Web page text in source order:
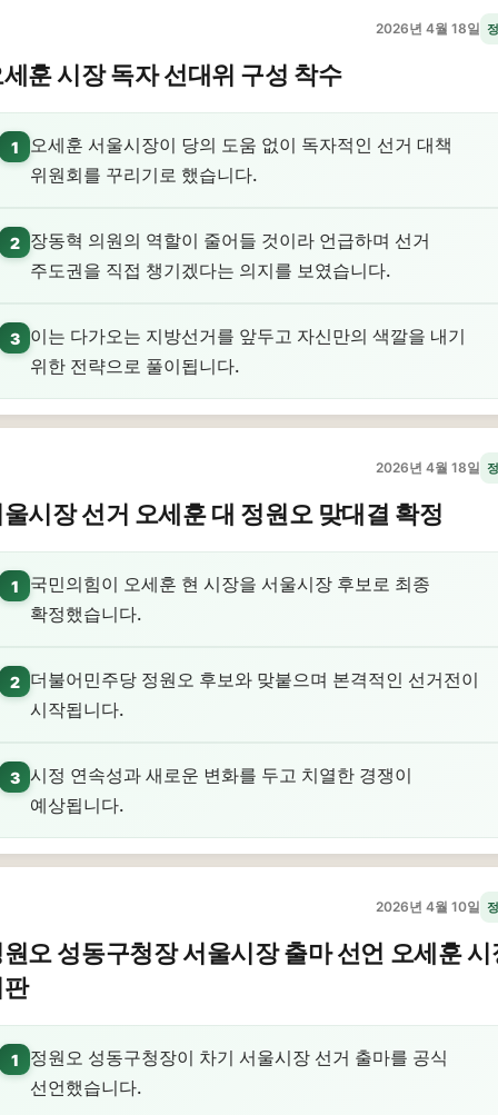
2026년 4월 18일
훈 시장 독자 선대위 구성 착수
1
오세훈 서울시장이 당의 도움 없이 독자적인 선거 대책
위원회를 꾸리기로 했습니다.
2
장동혁 의원의 역할이 줄어들 것이라 언급하며 선거
주도권을 직접 챙기겠다는 의지를 보였습니다.
3
이는 다가오는 지방선거를 앞두고 자신만의 색깔을 내기
위한 전략으로 풀이됩니다.
2026년 4월 18일
시장 선거 오세훈 대 정원오 맞대결 확정
1
국민의힘이 오세훈 현 시장을 서울시장 후보로 최종
확정했습니다.
2
더불어민주당 정원오 후보와 맞붙으며 본격적인 선거전이
시작됩니다.
3 시정 연속성과 새로운 변화를 두고 치열한 경쟁이
예상됩니다.
2026년 4월 10일
오 성동구청장 서울시장 출마 선언 오세훈 시
1
정원오 성동구청장이 차기 서울시장 선거 출마를 공식
선언했습니다.